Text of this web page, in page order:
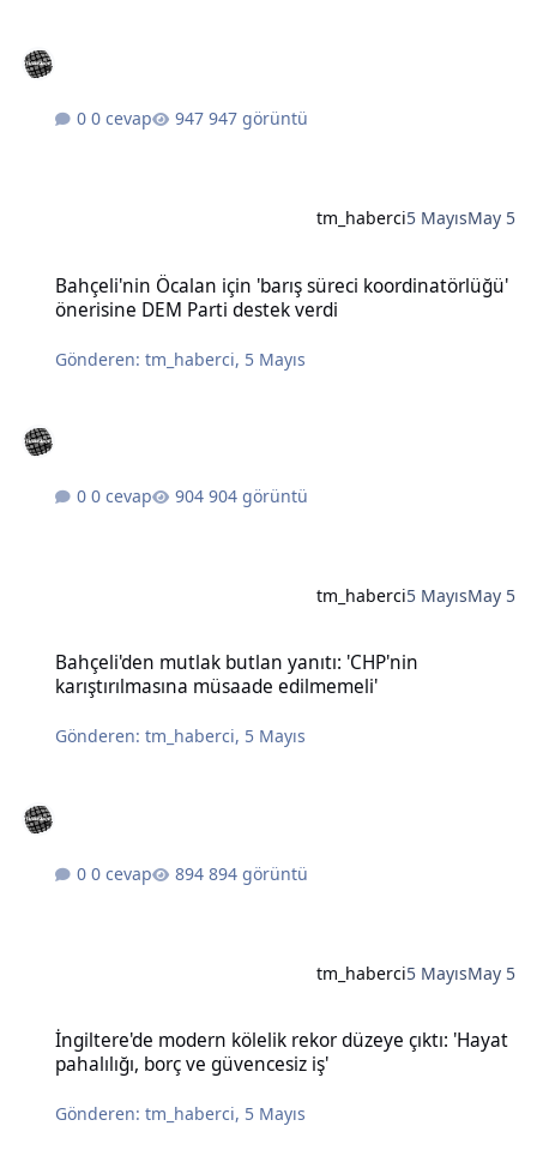
0 cevap 947 görüntü
tm_haberci5 MayısMay 5
Bahçeli'nin Öcalan için 'barış süreci koordinatörlüğü'
önerisine DEM Parti destek verdi
Gönderen:tm_haberci, 5 Mayıs
0 cevap 904 görüntü
tm_haberci5 MayısMay 5
Bahçeli'den mutlak butlan yanıtı: 'CHP'nin
karıştırılmasına müsaade edilmemeli'
Gönderen:tm_haberci, 5 Mayıs
0 cevap 894 görüntü
tm_haberci5 MayısMay 5
İngiltere'de modern kölelik rekor düzeye çıktı: 'Hayat
pahalılığı, borç ve güvencesiz iş'
Gönderen:tm_haberci, 5 Mayıs